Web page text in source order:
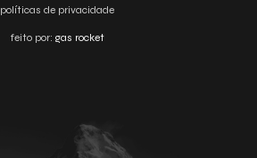
políticas de privacidade
feito por: gas rocket